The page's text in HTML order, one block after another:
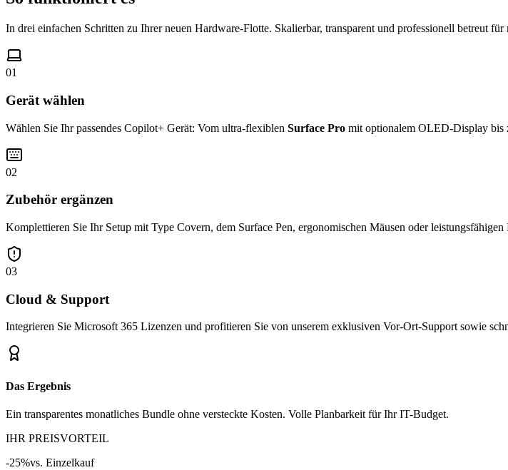
In drei einfachen Schritten zu Ihrer neuen Hardware-Flotte. Skalierbar, transparent und professionell betreut
01
Gerät wählen
Wählen Sie Ihr passendes Copilot+ Gerät: Vom ultra-flexiblen Surface Pro mit optionalem OLED-Display bis
02
Zubehör ergänzen
Komplettieren Sie Ihr Setup mit Type Covern, dem Surface Pen, ergonomischen Mäusen oder
03
Cloud & Support
Integrieren Sie Microsoft 365 Lizenzen und profitieren Sie von unserem exklusiven Vor-Ort-Support sowie
Das Ergebnis
Ein transparentes monatliches Bundle ohne versteckte Kosten. Volle Planbarkeit für Ihr IT-Budget.
IHR PREISVORTEIL
-25%vs. Einzelkauf